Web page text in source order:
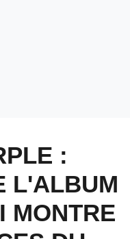
:
L'ALBUM
MONTRE